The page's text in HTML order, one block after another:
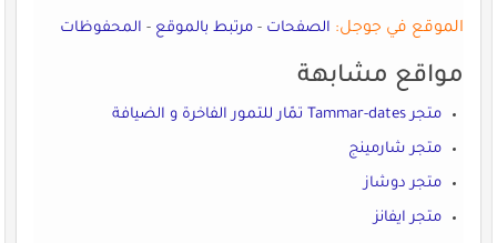
الموقع في جوجل: الصفحات-مرتبط بالموقع-المحفوظات
مواقع مشابهة
متجر Tammar-dates تمّار للتمور الفاخرة و الضيافة
متجر شارمينج
متجر دوشاز
متجر ايفانز